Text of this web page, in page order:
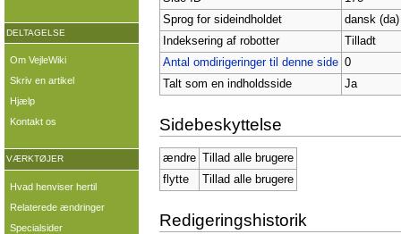
Sprog for sideindholdet
dansk (da)
Indeksering af robotter
Tilladt
Antal omdirigeringer til denne side 0
Talt som en indholdsside
Ja
Sidebeskyttelse
ændre
Tillad alle brugere
flytte
Tillad alle brugere
Redigeringshistorik
DELTAGELSE
Om VejleWiki
Skriv en artikel
Hjælp
Kontakt os
VÆRKTØJER
Hvad henviser hertil
Relaterede ændringer
Specialsider